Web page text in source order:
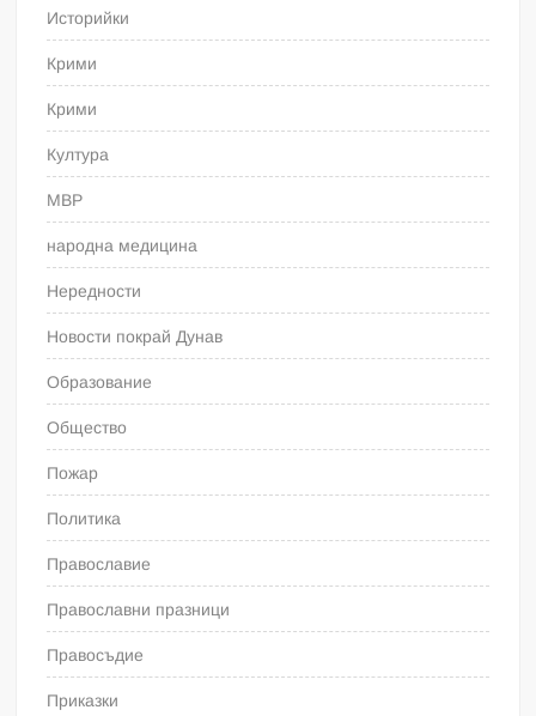
Историйки
Крими
Крими
Култура
МВР
народна медицина
Нередности
Новости покрай Дунав
Образование
Общество
Пожар
Политика
Православие
Православни празници
Правосъдие
Приказки